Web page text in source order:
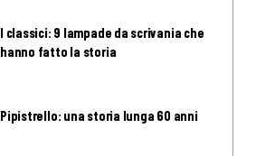
I classici: 9 lampade da scrivania che
hanno fatto la storia
Pipistrello: una storia lunga 60 anni